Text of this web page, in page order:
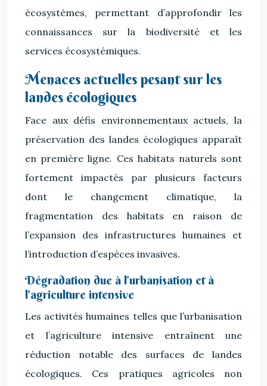
écosystèmes, permettant d’approfondir les
connaissances sur la biodiversité et les
services écosystémiques.
Menaces actuelles pesant sur les
landes écologiques
Face aux défis environnementaux actuels, la
préservation des landes écologiques apparaît
en première ligne. Ces habitats naturels sont
fortement impactés par plusieurs facteurs
dont le changement climatique, la
fragmentation des habitats en raison de
l’expansion des infrastructures humaines et
l’introduction d’espèces invasives.
Dégradation due à l’urbanisation et à
l’agriculture intensive
Les activités humaines telles que l’urbanisation
et l’agriculture intensive entraînent une
réduction notable des surfaces de landes
écologiques. Ces pratiques agricoles non